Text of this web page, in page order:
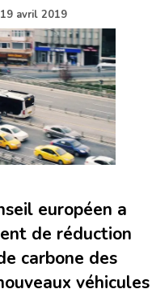
19 avril 2019
européen a
de réduction
carbone des
véhicules